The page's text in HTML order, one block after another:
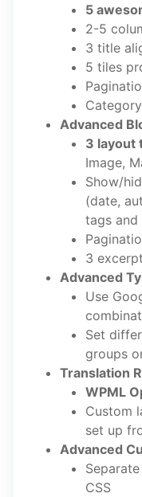
5
2-5
3 title
5 tiles
Advanced
3 layout
Image,
Show/
(date,
tags and
3
Advanced
Use
Set
groups
Translation
WPML
Custom
set up
Advanced
CSS